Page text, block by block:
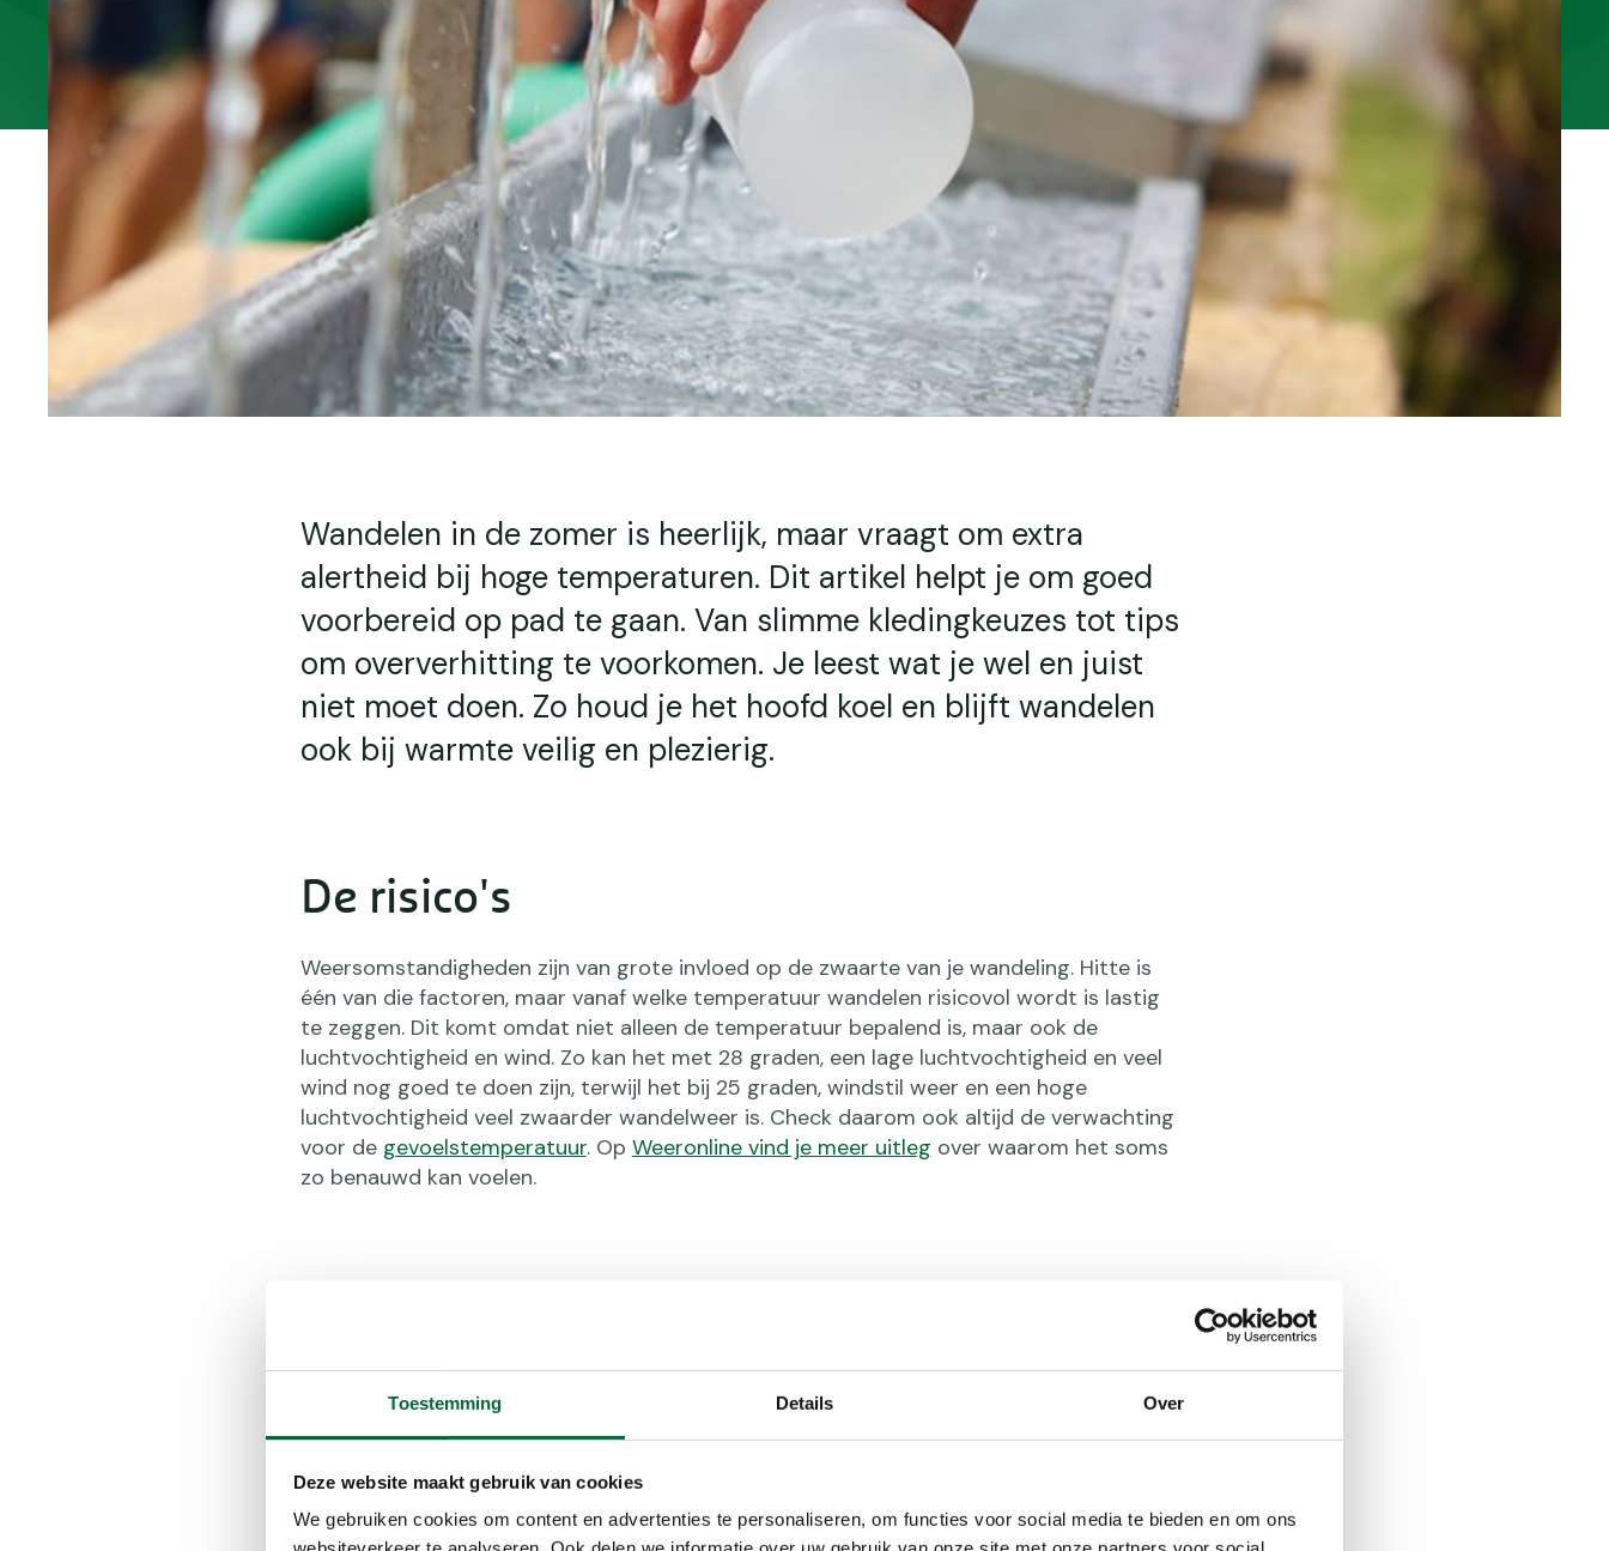
Toestemming Details Over
Deze website maakt gebruik van cookies
We gebruiken cookies om content en advertenties te personaliseren, om functies voor social media te bieden en om ons
Wandelen in de zomer is heerlijk, maar vraagt om extra
alertheid bij hoge temperaturen. Dit artikel helpt je om goed
voorbereid op pad te gaan. Van slimme kledingkeuzes tot tips
om oververhitting te voorkomen. Je leest wat je wel en juist
niet moet doen. Zo houd je het hoofd koel en blijft wandelen
ook bij warmte veilig en plezierig.
De risico's
Weersomstandigheden zijn van grote invloed op de zwaarte van je wandeling. Hitte is
één van die factoren, maar vanaf welke temperatuur wandelen risicovol wordt is lastig
te zeggen. Dit komt omdat niet alleen de temperatuur bepalend is, maar ook de
luchtvochtigheid en wind. Zo kan het met 28 graden, een lage luchtvochtigheid en veel
wind nog goed te doen zijn, terwijl het bij 25 graden, windstil weer en een hoge
luchtvochtigheid veel zwaarder wandelweer is. Check daarom ook altijd de verwachting
voor de gevoelstemperatuur. Op Weeronline vind je meer uitleg over waarom het soms
zo benauwd kan voelen.
Bij een hoge luchtvochtigheid kun je minder goed zweten en heeft je lichaam het
moelijker om op temperatuur te blijven. Fysieke inspanning zoals wandelen kan dan
gevaarlijk zijn. Het is dan ook belangrijk dat je als wandelaar bewust bent van de risico’s
en dat je weet welke extra voorzorgsmaatregelen je kunt treffen.
Sportieve mensen hebben minder (snel) last van hitte dan anderen, die een vrij inactief